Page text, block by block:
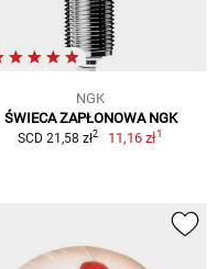
NGK
ŚWIECA ZAPŁONOWA NGK
SCD 21,58 zł2 11,16 zł1